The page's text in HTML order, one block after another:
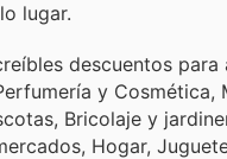
lugar.
descuentos para
y Cosmética,
Bricolaje y
Hogar,